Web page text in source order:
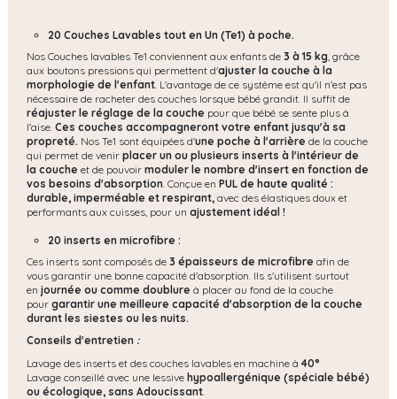
20 Couches Lavables tout en Un (Te1) à poche.
Nos Couches lavables Te1 conviennent aux enfants de 3 à 15 kg , grâce
aux boutons pressions qui permettent d'ajuster la couche à la
morphologie de l'enfant . L'avantage de ce système est qu'il n'est pas
nécessaire de racheter des couches lorsque bébé grandit. Il suffit de
réajuster le réglage de la couche pour que bébé se sente plus à
l'aise. Ces couches accompagneront votre enfant jusqu'à sa
propreté. Nos Te1 sont équipées d'une poche à l'arrière de la couche
qui permet de venir placer un ou plusieurs inserts à l'intérieur de
la couche et de pouvoir moduler le nombre d'insert en fonction de
vos besoins d'absorption . Conçue en PUL de haute qualité :
durable, imperméable et respirant, avec des élastiques doux et
performants aux cuisses, pour un ajustement idéal !
20 inserts en microfibre :
Ces inserts sont composés de 3 épaisseurs de microfibre afin de
vous garantir une bonne capacité d'absorption. Ils s'utilisent surtout
en journée ou comme doublure à placer au fond de la couche
pour garantir une meilleure capacité d'absorption de la couche
durant les siestes ou les nuits.
Conseils d'entretien :
Lavage des inserts et des couches lavables en machine à 40°
Lavage conseillé avec une lessive hypoallergénique (spéciale bébé)
ou écologique, sans Adoucissant